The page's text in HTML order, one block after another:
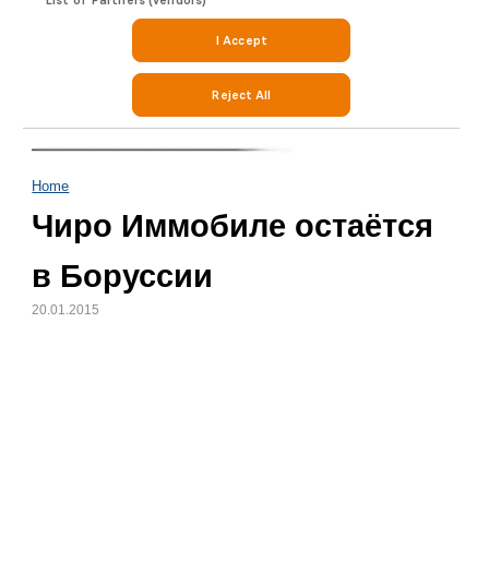
Home
Чиро Иммобиле остаётся
в Боруссии
20.01.2015